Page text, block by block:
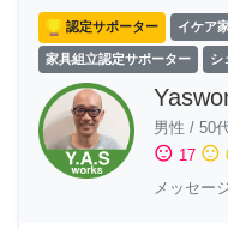
認定サポーター イケア
家具組立認定サポーター シ
男性 / 50
sentiment_satisfied 17 sentiment_neutral
メッセー